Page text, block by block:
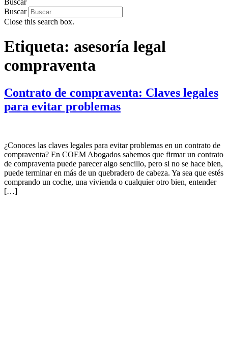
Buscar
Buscar
Close this search box.
Etiqueta: asesoría legal
compraventa
Contrato de compraventa: Claves legales
para evitar problemas
¿Conoces las claves legales para evitar problemas en un contrato de
compraventa? En COEM Abogados sabemos que firmar un contrato
de compraventa puede parecer algo sencillo, pero si no se hace bien,
puede terminar en más de un quebradero de cabeza. Ya sea que estés
comprando un coche, una vivienda o cualquier otro bien, entender
[…]